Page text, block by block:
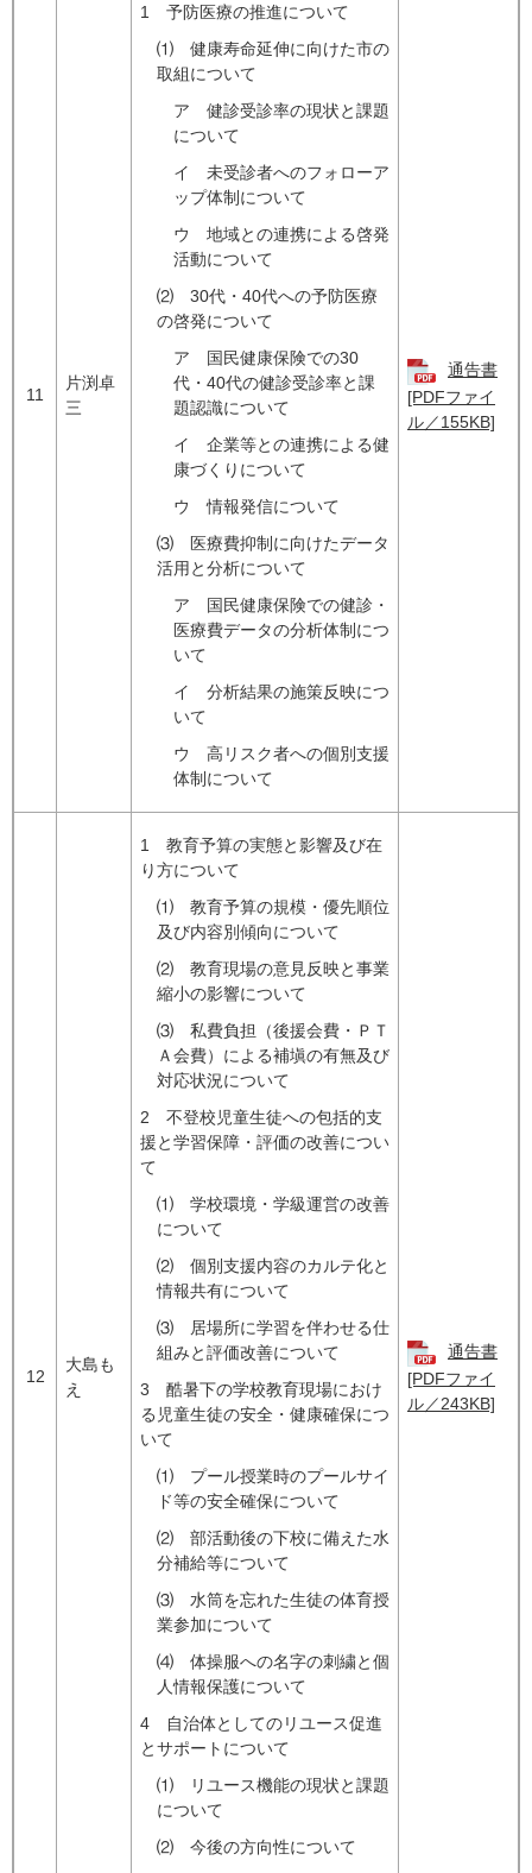
11
片渕卓
三
1 予防医療の推進について
⑴ 健康寿命延伸に向けた市の
取組について
ア 健診受診率の現状と課題
について
イ 未受診者へのフォローア
ップ体制について
ウ 地域との連携による啓発
活動について
⑵ 30代・40代への予防医療
の啓発について
ア 国民健康保険での30
代・40代の健診受診率と課
題認識について
イ 企業等との連携による健
康づくりについて
ウ 情報発信について
⑶ 医療費抑制に向けたデータ
活用と分析について
ア 国民健康保険での健診・
医療費データの分析体制につ
いて
イ 分析結果の施策反映につ
いて
ウ 高リスク者への個別支援
体制について
通告書
[PDFファイ
ル／155KB]
12
大島も
え
1 教育予算の実態と影響及び在
り方について
⑴ 教育予算の規模・優先順位
及び内容別傾向について
⑵ 教育現場の意見反映と事業
縮小の影響について
⑶ 私費負担（後援会費・ＰＴ
Ａ会費）による補塡の有無及び
対応状況について
2 不登校児童生徒への包括的支
援と学習保障・評価の改善につい
て
⑴ 学校環境・学級運営の改善
について
⑵ 個別支援内容のカルテ化と
情報共有について
⑶ 居場所に学習を伴わせる仕
組みと評価改善について
3 酷暑下の学校教育現場におけ
る児童生徒の安全・健康確保につ
いて
⑴ プール授業時のプールサイ
ド等の安全確保について
⑵ 部活動後の下校に備えた水
分補給等について
⑶ 水筒を忘れた生徒の体育授
業参加について
⑷ 体操服への名字の刺繍と個
人情報保護について
4 自治体としてのリユース促進
とサポートについて
⑴ リユース機能の現状と課題
について
⑵ 今後の方向性について
通告書
[PDFファイ
ル／243KB]